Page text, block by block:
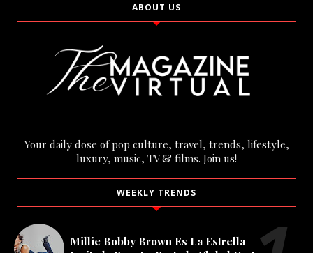
ABOUT US
Your daily dose of pop culture, travel, trends, lifestyle,
luxury, music, TV & films. Join us!
WEEKLY TRENDS
Millie Bobby Brown Es La Estrella